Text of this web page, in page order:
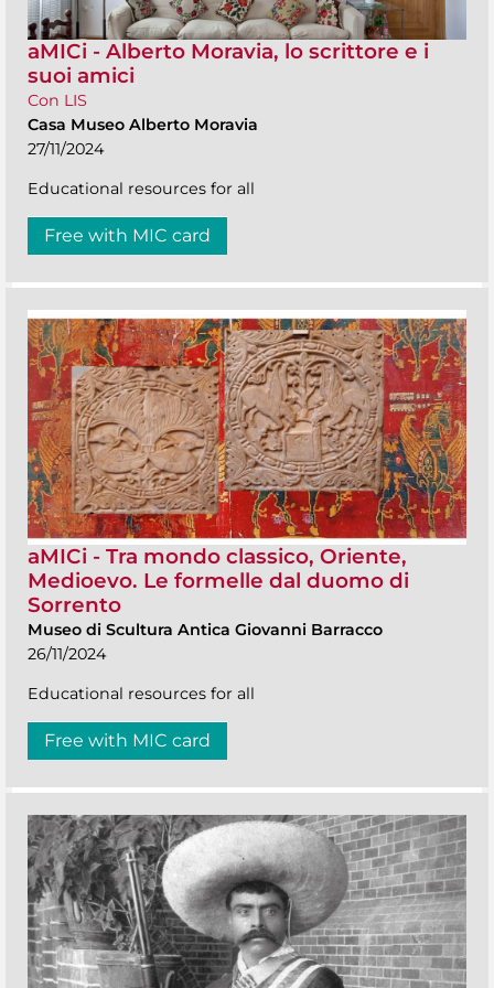
aMICi - Alberto Moravia, lo scrittore e i
suoi amici
Con LIS
Casa Museo Alberto Moravia
27/11/2024
Educational resources for all
Free with MIC card
aMICi - Tra mondo classico, Oriente,
Medioevo. Le formelle dal duomo di
Sorrento
Museo di Scultura Antica Giovanni Barracco
26/11/2024
Educational resources for all
Free with MIC card